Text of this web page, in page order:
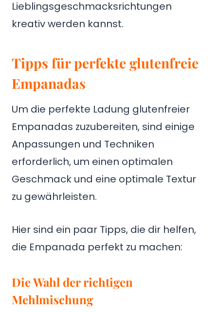
Lieblingsgeschmacksrichtungen
kreativ werden kannst.
Tipps für perfekte glutenfreie
Empanadas
Um die perfekte Ladung glutenfreier
Empanadas zuzubereiten, sind einige
Anpassungen und Techniken
erforderlich, um einen optimalen
Geschmack und eine optimale Textur
zu gewährleisten.
Hier sind ein paar Tipps, die dir helfen,
die Empanada perfekt zu machen:
Die Wahl der richtigen
Mehlmischung